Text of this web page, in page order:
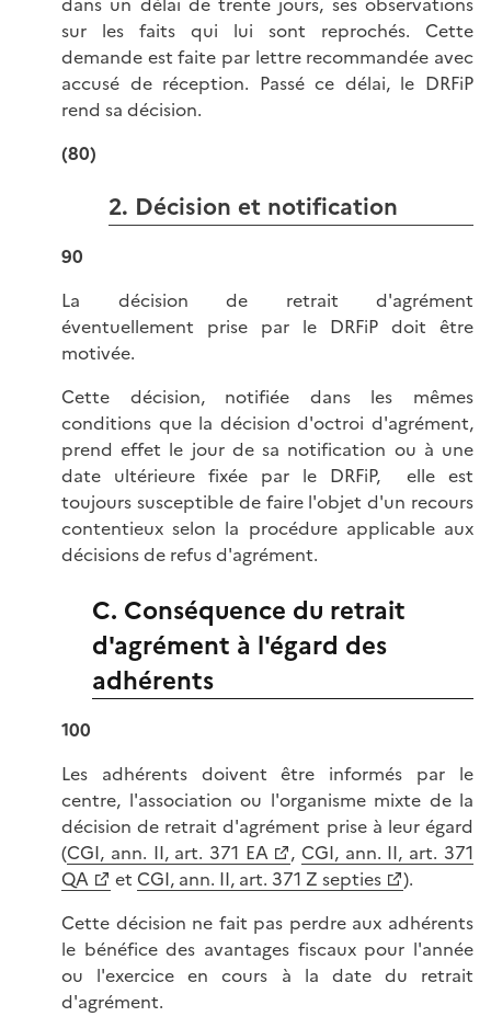
sur les faits qui lui sont reprochés. Cette
demande est faite par lettre recommandée avec
accusé de réception. Passé ce délai, le DRFiP
rend sa décision.
(80)
2. Décision et notification
90
La décision de retrait d'agrément
éventuellement prise par le DRFiP doit être
motivée.
Cette décision, notifiée dans les mêmes
conditions que la décision d'octroi d'agrément,
prend effet le jour de sa notification ou à une
date ultérieure fixée par le DRFiP, elle est
toujours susceptible de faire l'objet d'un recours
contentieux selon la procédure applicable aux
décisions de refus d'agrément.
C. Conséquence du retrait
d'agrément à l'égard des
adhérents
100
Les adhérents doivent être informés par le
centre, l'association ou l'organisme mixte de la
décision de retrait d'agrément prise à leur égard
(CGI, ann. II, art. 371 EA , CGI, ann. II, art. 371
QA
et CGI, ann. II, art. 371 Z septies
).
Cette décision ne fait pas perdre aux adhérents
le bénéfice des avantages fiscaux pour l'année
ou l'exercice en cours à la date du retrait
d'agrément.